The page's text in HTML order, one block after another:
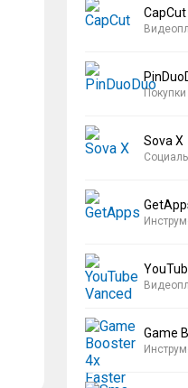
CapCut
Покупки
Sova X